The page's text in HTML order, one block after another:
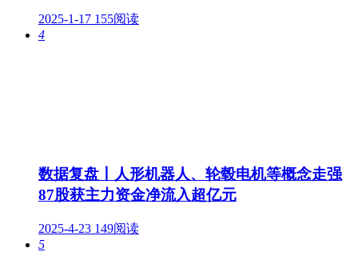
2025-1-17 155阅读
4
数据复盘丨人形机器人、轮毂电机等概念走强
87股获主力资金净流入超亿元
2025-4-23 149阅读
5